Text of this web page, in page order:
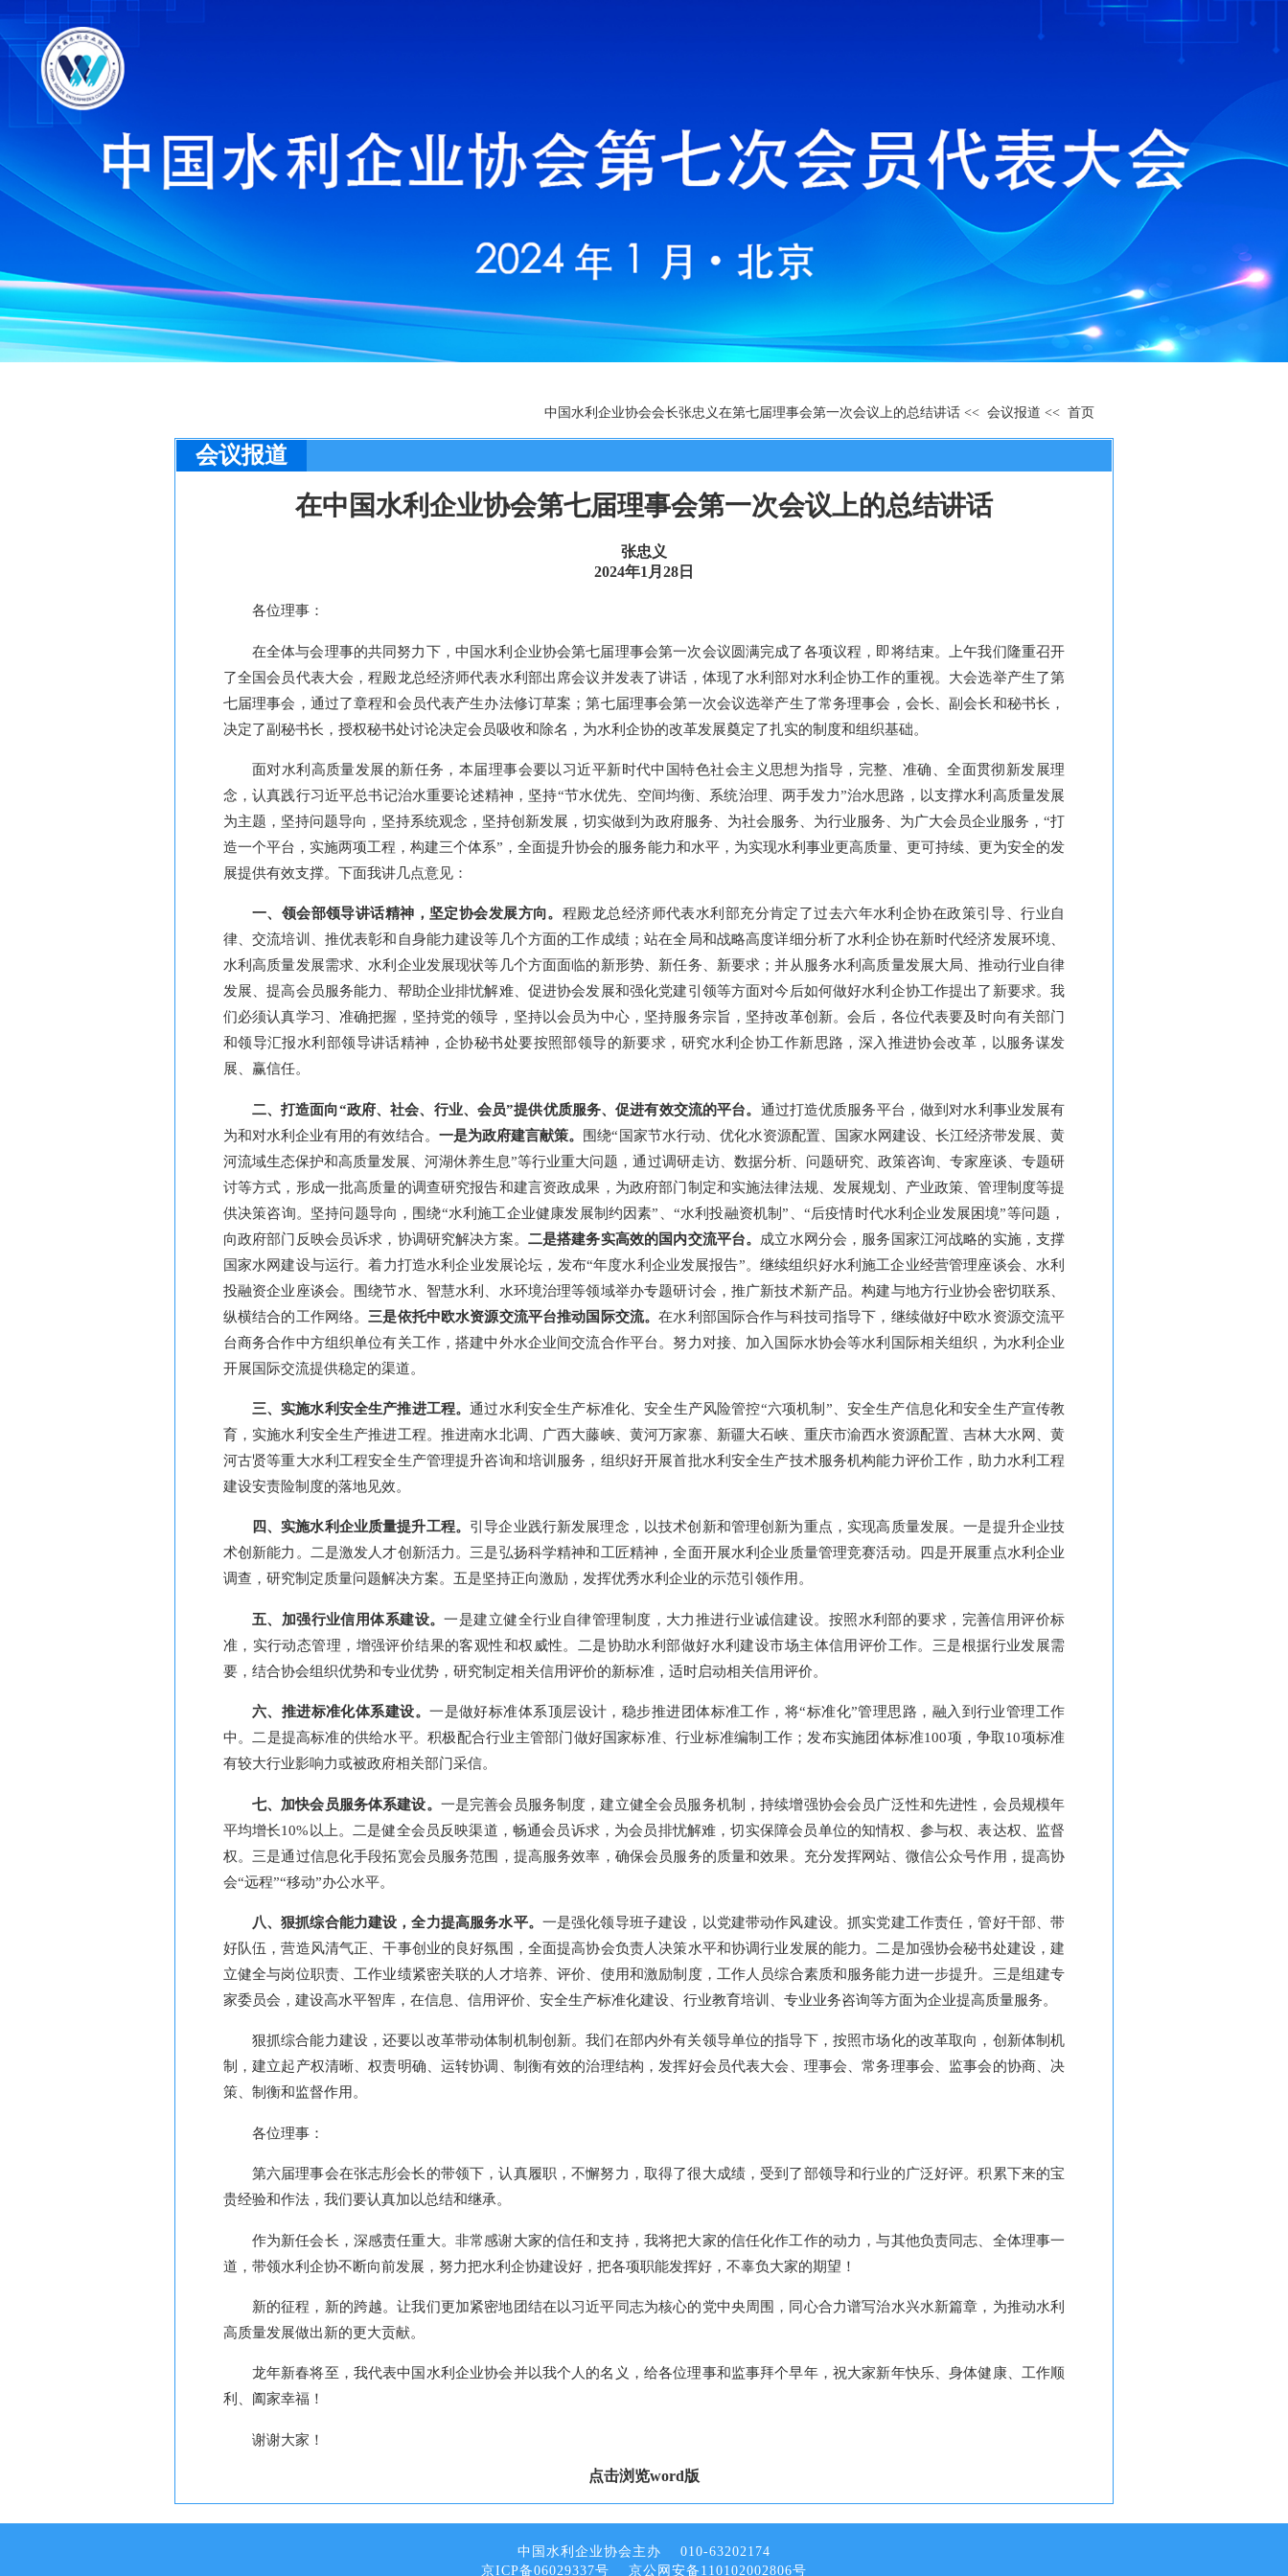
中国水利企业协会会长张忠义在第七届理事会第一次会议上的总结讲话 << 会议报道 << 首页
会议报道
在中国水利企业协会第七届理事会第一次会议上的总结讲话
张忠义
2024年1月28日
各位理事：
在全体与会理事的共同努力下，中国水利企业协会第七届理事会第一次会议圆满完成了各项议程，即将结束。上午我们隆重召开
了全国会员代表大会，程殿龙总经济师代表水利部出席会议并发表了讲话，体现了水利部对水利企协工作的重视。大会选举产生了第
七届理事会，通过了章程和会员代表产生办法修订草案；第七届理事会第一次会议选举产生了常务理事会，会长、副会长和秘书长，
决定了副秘书长，授权秘书处讨论决定会员吸收和除名，为水利企协的改革发展奠定了扎实的制度和组织基础。
面对水利高质量发展的新任务，本届理事会要以习近平新时代中国特色社会主义思想为指导，完整、准确、全面贯彻新发展理
念，认真践行习近平总书记治水重要论述精神，坚持“节水优先、空间均衡、系统治理、两手发力”治水思路，以支撑水利高质量发展
为主题，坚持问题导向，坚持系统观念，坚持创新发展，切实做到为政府服务、为社会服务、为行业服务、为广大会员企业服务，“打
造一个平台，实施两项工程，构建三个体系”，全面提升协会的服务能力和水平，为实现水利事业更高质量、更可持续、更为安全的发
展提供有效支撑。下面我讲几点意见：
一、领会部领导讲话精神，坚定协会发展方向。 程殿龙总经济师代表水利部充分肯定了过去六年水利企协在政策引导、行业自
律、交流培训、推优表彰和自身能力建设等几个方面的工作成绩；站在全局和战略高度详细分析了水利企协在新时代经济发展环境、
水利高质量发展需求、水利企业发展现状等几个方面面临的新形势 新任务 新要求 ；并从服务水利高质量发展大局、推动行业自律
发展、提高会员服务能力、帮助企业排忧解难、促进协会发展和强化党建引领等方面对今后如何做好水利企协工作提出了 新要求。我
们必须认真学习、准确把握，坚持党的领导，坚持以会员为中心，坚持服务宗旨，坚持改革创新。会后，各位代表要及时向有关部门
和领导汇报水利部领导讲话精神，企协秘书处要按照部领导的新要求，研究水利企协工作新思路，深入推进协会改革，以服务谋发
展、赢信任。
二、打造面向“政府、社会、行业、会员”提供优质服务、促进有效交流的平台。 通过打造优质服务平台，做到对水利事业发展有
为和对水利企业有用的有效结合。一是为政府建言献策。 围绕“国家节水行动、优化水资源配置、国家水网建设、长江经济带发展、黄
河流域生态保护和高质量发展、河湖休养生息”等行业重大问题，通过调研走访、数据分析、问题研究、政策咨询、专家座谈、专题研
讨等方式，形成一批高质量的调查研究报告和建言资政成果，为政府部门制定和实施法律法规、发展规划、产业政策、管理制度等提
供决策咨询。坚持问题导向，围绕“水利施工企业健康发展制约因素”、“水利投融资机制”、“后疫情时代水利企业发展困境”等问题，
向政府部门反映会员诉求，协调研究解决方案。 二是搭建务实高效的国内交流平台。
成立水网分会，服务国家江河战略的实施，支撑
国家水网建设与运行。着力打造水利企业发展论坛，发布“年度水利企业发展报告”。继续组织好水利施工企业经营管理座谈会、水利
投融资企业座谈会。围绕节水、智慧水利、水环境治理等领域举办专题研讨会，推广新技术新产品。构建与地方行业协会密切联系、
纵横结合的工作网络。 三是依托中欧水资源交流平台推动国际交流。在水利部国际合作与科技司指导下，继续做好中欧水资源交流平
台商务合作中方组织单位有关工作，搭建中外水企业间交流合作平台。努力对接、加入国际水协会等水利国际相关组织，为水利企业
开展国际交流提供稳定的渠道。
三、实施水利安全生产推进工程。通过水利安全生产标准化、安全生产风险管控“六项机制”、安全生产信息化和安全生产宣传教
育，实施水利安全生产推进工程。推进南水北调、广西大藤峡、黄河万家寨、新疆大石峡、重庆市渝西水资源配置、吉林大水网、黄
河古贤等重大水利工程安全生产管理提升咨询和培训服务，组织好开展首批水利安全生产技术服务机构能力评价工作，助力水利工程
建设安责险制度的落地见效。
四、实施水利企业质量提升工程。 引导企业践行新发展理念，以技术创新和管理创新为重点，实现高质量发展。一是提升企业技
术创新能力。二是激发人才创新活力。三是弘扬科学精神和工匠精神，全面开展水利企业质量管理竞赛活动。四是开展重点水利企业
调查，研究制定质量问题解决方案。五是坚持正向激励，发挥优秀水利企业的示范引领作用。
五、加强行业信用体系建设。一是建立健全行业自律管理制度，大力推进行业诚信建设。按照水利部的要求，完善信用评价标
准，实行动态管理，增强评价结果的客观性和权威性。二是协助水利部做好水利建设市场主体信用评价工作。三是根据行业发展需
要，结合协会组织优势和专业优势，研究制定相关信用评价的新标准，适时启动相关信用评价。
六、推进标准化体系建设。一是做好标准体系顶层设计，稳步推进团体标准工作，将“标准化”管理思路，融入到行业管理工作
中。二是提高标准的供给水平。积极配合行业主管部门做好国家标准、行业标准编制工作；发布实施团体标准100项，争取10项标准
有较大行业影响力或被政府相关部门采信。
七、加快会员服务体系建设。 一是完善会员服务制度，建立健全会员服务机制，持续增强协会会员广泛性和先进性，会员规模年
平均增长10%以上。二是健全会员反映渠道，畅通会员诉求，为会员排忧解难，切实保障会员单位的知情权、参与权、表达权、监督
权。三是通过信息化手段拓宽会员服务范围，提高服务效率，确保会员服务的质量和效果。充分发挥网站、微信公众号作用，提高协
会“远程”“移动”办公水平。
八、狠抓综合能力建设，全力提高服务水平。 一是强化领导班子建设，以党建带动作风建设。抓实党建工作责任，管好干部、带
好队伍，营造风清气正、干事创业的良好氛围，全面提高协会负责人决策水平和协调行业发展的能力。二是加强协会秘书处建设，建
立健全与岗位职责、工作业绩紧密关联的人才培养、评价、使用和激励制度，工作人员综合素质和服务能力进一步提升。三是组建专
家委员会，建设高水平智库，在信息、信用评价、安全生产标准化建设、行业教育培训、专业业务咨询等方面为企业提高质量服务。
狠抓综合能力建设，还要以改革带动体制机制创新。我们在部内外有关领导单位的指导下，按照市场化的改革取向，创新体制机
制，建立起产权清晰、权责明确、运转协调、制衡有效的治理结构，发挥好会员代表大会、理事会、常务理事会、监事会的协商、决
策、制衡和监督作用。
各位理事：
第六届理事会在张志彤会长的带领下，认真履职，不懈努力，取得了很大成绩，受到了部领导和行业的广泛好评。积累下来的宝
贵经验和作法，我们要认真加以总结和继承。
作为新任会长，深感责任重大。非常感谢大家的信任和支持，我将把大家的信任化作工作的动力，与其他负责同志、全体理事一
道，带领水利企协不断向前发展，努力把水利企协建设好，把各项职能发挥好，不辜负大家的期望！
新的征程，新的跨越。让我们更加紧密地团结在以习近平同志为核心的党中央周围，同心合力谱写治水兴水新篇章，为推动水利
高质量发展做出新的更大贡献。
龙年新春将至，我代表中国水利企业协会并以我个人的名义，给各位理事和监事拜个早年，祝大家新年快乐、身体健康、工作顺
利、阖家幸福！
谢谢大家！
点击浏览word版
中国水利企业协会主办 010-63202174
京ICP备06029337号
京公网安备110102002806号